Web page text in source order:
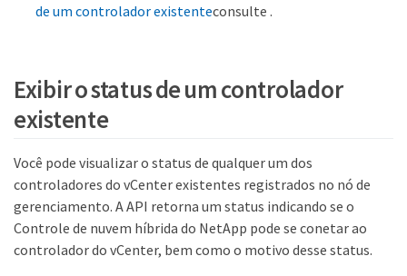
de um controlador existenteconsulte .
Exibir o status de um controlador
existente
Você pode visualizar o status de qualquer um dos
controladores do vCenter existentes registrados no nó de
gerenciamento. A API retorna um status indicando se o
Controle de nuvem híbrida do NetApp pode se conetar ao
controlador do vCenter, bem como o motivo desse status.